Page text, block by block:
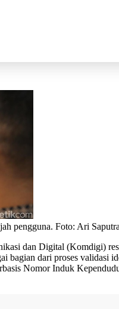
pengguna. Foto: Ari
dan Digital (Komdigi)
bagian dari proses validasi
Nomor Induk